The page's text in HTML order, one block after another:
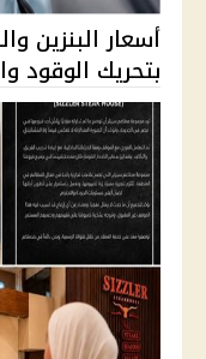
أسعار البنزين
بتحريك الوقود